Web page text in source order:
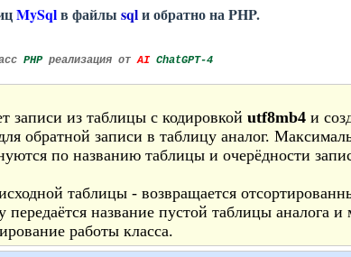
MySqlв файлы sqlи обратно на PHP.
PHPреализация отAI ChatGPT-4
записи из таблицы с кодировкой utf8mb4 и
обратной записи в таблицу аналог.
по названию таблицы и очерёдности
таблицы - возвращается
название пустой таблицы аналога
работы класса.